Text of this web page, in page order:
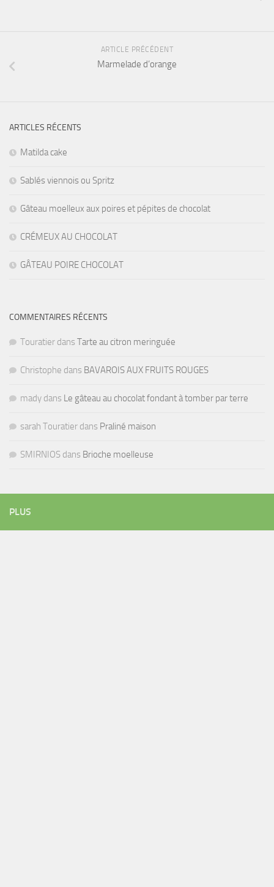
ARTICLE PRÉCÉDENT
Marmelade d’orange
ARTICLES RÉCENTS
Matilda cake
Sablés viennois ou Spritz
Gâteau moelleux aux poires et pépites de chocolat
CRÉMEUX AU CHOCOLAT
GÂTEAU POIRE CHOCOLAT
COMMENTAIRES RÉCENTS
Touratier dans Tarte au citron meringuée
Christophe dans BAVAROIS AUX FRUITS ROUGES
mady dans Le gâteau au chocolat fondant à tomber par terre
sarah Touratier dans Praliné maison
SMIRNIOS dans Brioche moelleuse
PLUS